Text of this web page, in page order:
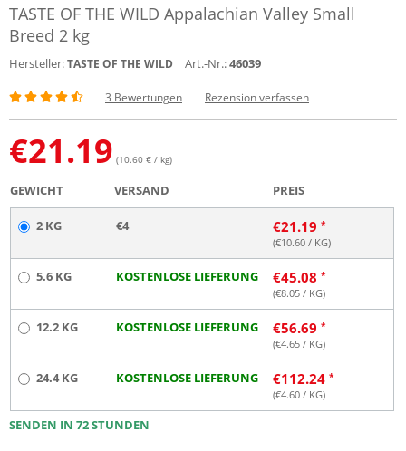
TASTE OF THE WILD Appalachian Valley Small
Breed 2 kg
Hersteller:TASTE OF THE WILD Art.-Nr.:46039
3 Bewertungen Rezension verfassen
€21.19 (10.60 € / kg)
GEWICHT VERSAND PREIS
2 KG €4 €21.19
(€10.60 / KG)
5.6 KG KOSTENLOSE LIEFERUNG €45.08
(€8.05 / KG)
12.2 KG KOSTENLOSE LIEFERUNG €56.69
(€4.65 / KG)
24.4 KG KOSTENLOSE LIEFERUNG €112.24
(€4.60 / KG)
SENDEN IN 72 STUNDEN